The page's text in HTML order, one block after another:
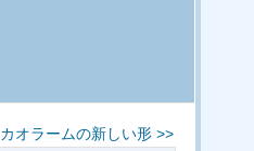
カオラームの新しい形 >>